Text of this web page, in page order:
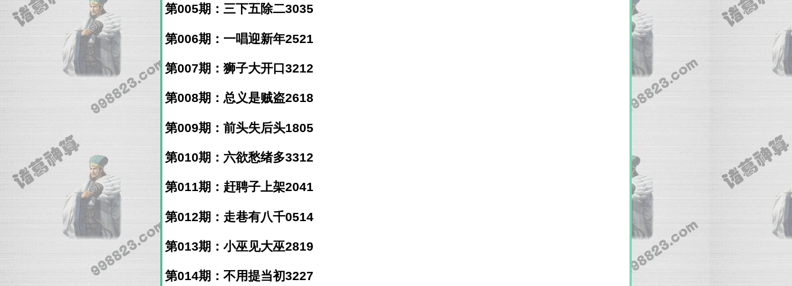
第005期：三下五除二3035
第006期：一唱迎新年2521
第007期：狮子大开口3212
第008期：总义是贼盗2618
第009期：前头失后头1805
第010期：六欲愁绪多3312
第011期：赶聘子上架2041
第012期：走巷有八千0514
第013期：小巫见大巫2819
第014期：不用提当初3227